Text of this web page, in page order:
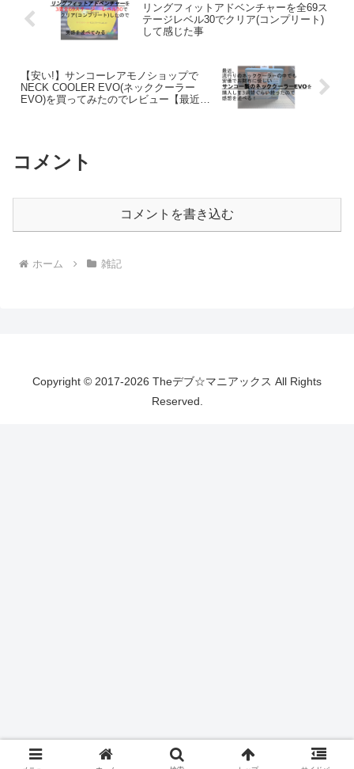
リングフィットアドベンチャーを全69ス
テージレベル30でクリア(コンプリート)
して感じた事
【安い!】サンコーレアモノショップで
NECK COOLER EVO(ネッククーラー
EVO)を買ってみたのでレビュー【最近流
コメント
コメントを書き込む
ホーム 雑記
Copyright © 2017-2026 Theデブ☆マニアックス All Rights
Reserved.